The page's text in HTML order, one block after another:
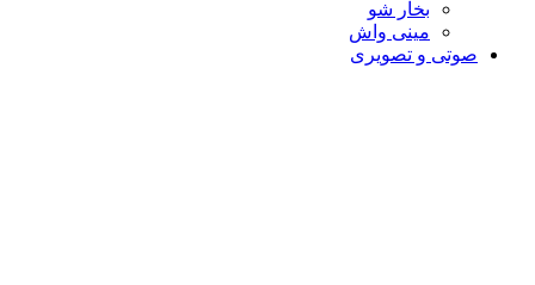
بخار شو
مینی واش
صوتی و تصویری